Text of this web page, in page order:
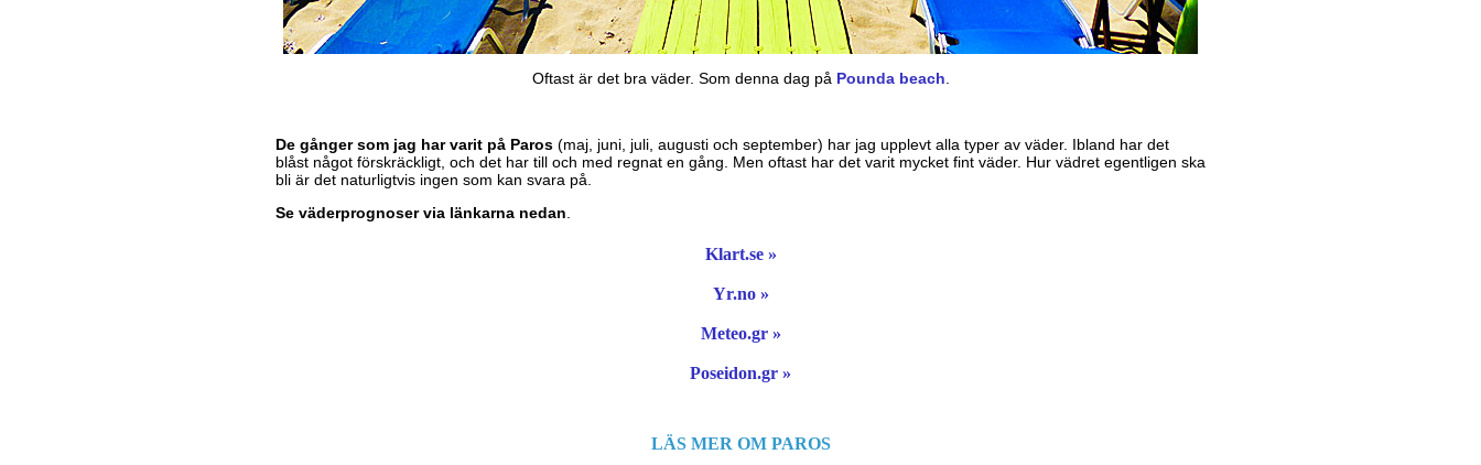
Oftast är det bra väder. Som denna dag på Pounda beach
De gånger som jag har varit på Paros (maj, juni, juli, augusti och september) har jag upplevt alla typer av väder. Ibland har det
blåst något förskräckligt, och det har till och med regnat en gång. Men oftast har det varit mycket fint väder. Hur vädret egentligen ska
bli är det naturligtvis ingen som kan svara på.
Se väderprognoser via länkarna nedan
Klart.se »
Yr.no »
Meteo.gr »
Poseidon.gr »
LÄS MER OM PAROS